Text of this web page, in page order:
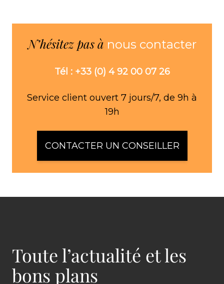
N’hésitez pas à nous contacter
Tél : +33 (0) 4 92 00 07 26
Service client ouvert 7 jours/7, de 9h à
19h
CONTACTER UN CONSEILLER
Toute l’actualité et les
bons plans